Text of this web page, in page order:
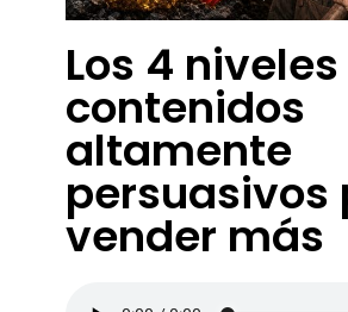
Los 4
contenidos
altamente
persuasivos
vender más